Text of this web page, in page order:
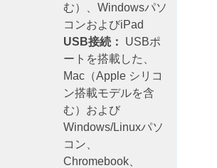
む）、Windowsパソ
コンおよびiPad
USB接続：
USBポ
ートを搭載した、
Mac（Apple シリコ
ン搭載モデルを含
む）および
Windows/Linuxパソ
コン、
Chromebook、